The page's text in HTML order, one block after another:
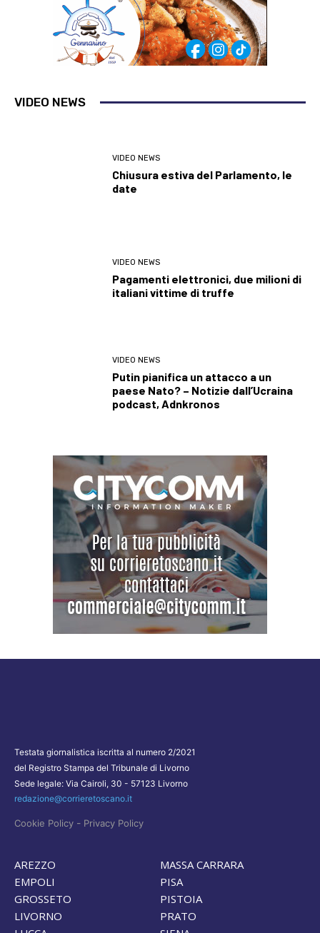
VIDEO NEWS
VIDEO NEWS
Chiusura estiva del Parlamento, le
date
VIDEO NEWS
Pagamenti elettronici, due milioni di
italiani vittime di truffe
VIDEO NEWS
Putin pianifica un attacco a un
paese Nato? – Notizie dall’Ucraina
podcast, Adnkronos
Testata giornalistica iscritta al numero 2/2021
del Registro Stampa del Tribunale di Livorno
Sede legale: Via Cairoli, 30 - 57123 Livorno
redazione@corrieretoscano.it
Cookie Policy - Privacy Policy
AREZZO
EMPOLI
GROSSETO
LIVORNO
MASSA CARRARA
PISA
PISTOIA
PRATO